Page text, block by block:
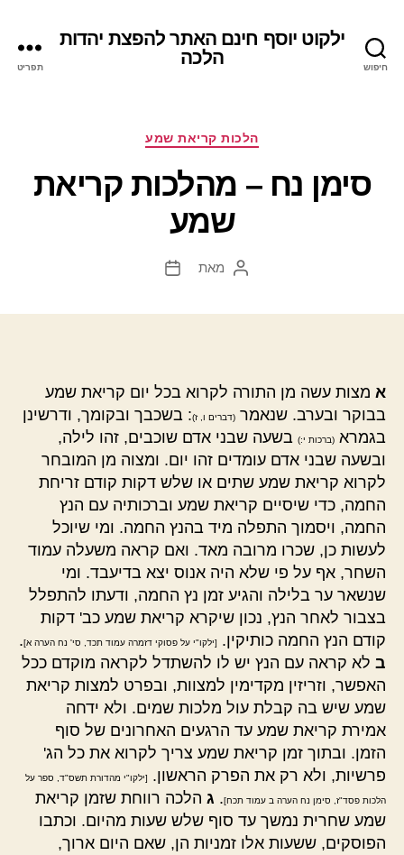
חיפוש
ילקוט יוסף חינם האתר להפצת יהדות
הלכה
תפריט
קטגוריות
הלכות קריאת שמע
סימן נח – מהלכות קריאת
שמע
המחבר
מאת
תאריך
א מצות עשה מן התורה לקרוא בכל יום קריאת שמע
בבוקר ובערב. שנאמר (דברים ו, ז): בשכבך ובקומך, ודרשינן
בגמרא (ברכות י:) בשעה שבני אדם שוכבים, זהו לילה,
ובשעה שבני אדם עומדים זהו יום. ומצוה מן המובחר
לקרוא קריאת שמע שתים או שלש דקות קודם זריחת
החמה, כדי שיסיים קריאת שמע וברכותיה עם הנץ
החמה, ויסמוך התפלה מיד בהנץ החמה. ומי שיוכל
לעשות כן, שכרו מרובה מאד. ואם קראה משעלה עמוד
השחר, אף על פי שלא היה אנוס יצא בדיעבד. ומי
שנשאר ער בלילה והגיע זמן נץ החמה, ודעתו להתפלל
בצבור לאחר הנץ, נכון שיקרא קריאת שמע כב' דקות
קודם הנץ החמה כותיקין.
[ילקו"י על פסוקי דזמרה עמוד תכד, סי' נח הערה א].
ב לא קראה עם הנץ יש לו להשתדל לקראה מוקדם ככל
האפשר, וזריזין מקדימין למצוות, ובפרט למצות קריאת
שמע שיש בה קבלת עול מלכות שמים. ולא ידחה
אמירת קריאת שמע עד הרגעים האחרונים של סוף
הזמן. ובתוך זמן קריאת שמע צריך לקרוא את כל הג'
פרשיות, ולא רק את הפרק הראשון.
[ילקו"י מהדורת תשס"ד, ספר על
הלכות פסד"ז, סימן נח הערה ב עמוד תכח]. ג הלכה רווחת שזמן קריאת
שמע שחרית נמשך עד סוף שלש שעות מהיום. וכתבו
הפוסקים, ששעות אלו זמניות הן, שאם היום ארוך,